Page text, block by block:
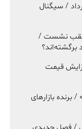
/ سیگنال
عقب نشست /
برگشته‌اند؟
قیمت
برنده بازارهای